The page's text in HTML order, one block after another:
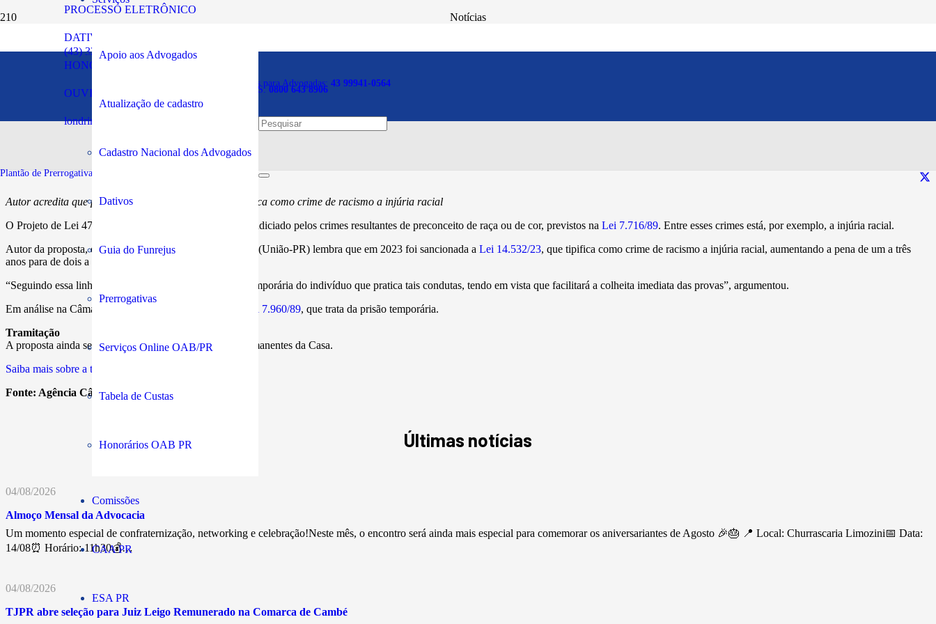
PROCESSO ELETRÔNICO
DATIVOS
HONORÁRIOS
OUVIDORIA
(43) 3294-5900
londrina@oabpr.org.br
Plantão de Prerrogativas para Advogadas: 43 99941-0564
SOS PRERROGATIVAS: 0800 643 8906
Apoio aos Advogados
Atualização de cadastro
Cadastro Nacional dos Advogados
Dativos
Guia do Funrejus
Prerrogativas
Serviços Online OAB/PR
Tabela de Custas
Honorários OAB PR
Comissões
CAA PR
ESA PR
Plantão de Prerrogativas da Subseção:
Notícias
Projeto permite prisão temporária de indiciado por crimes resultantes de
preconceito de raça ou cor
Autor acredita que proposta fortalece a nova lei que tipifica como crime de racismo a injúria racial
O Projeto de Lei 478/23 permite a prisão temporária do indiciado pelos crimes resultantes de preconceito de raça ou de cor, previstos na Lei 7.716/89. Entre esses crimes está, por exemplo, a injúria racial.
Autor da proposta, o deputado Delegado Matheus Laiola (União-PR) lembra que em 2023 foi sancionada a Lei 14.532/23, que tipifica como crime de racismo a injúria racial, aumentando a pena de um a três
anos para de dois a cinco anos de reclusão.
“Seguindo essa linha, impõe-se agora permitir a prisão temporária do indivíduo que pratica tais condutas, tendo em vista que facilitará a colheita imediata das provas”, argumentou.
Em análise na Câmara dos Deputados, o texto altera a
Lei 7.960/89, que trata da prisão temporária.
Tramitação
A proposta ainda será despachada para as comissões permanentes da Casa.
Saiba mais sobre a tramitação de projetos de lei
Fonte: Agência Câmara
Últimas notícias
04/08/2026
Almoço Mensal da Advocacia
Um momento especial de confraternização, networking e celebração!Neste mês, o encontro será ainda mais especial para comemorar os aniversariantes de Agosto 🎉🎂 📍 Local: Churrascaria Limozini📅 Data:
14/08⏰ Horário: 11h30💰…
04/08/2026
TJPR abre seleção para Juiz Leigo Remunerado na Comarca de Cambé